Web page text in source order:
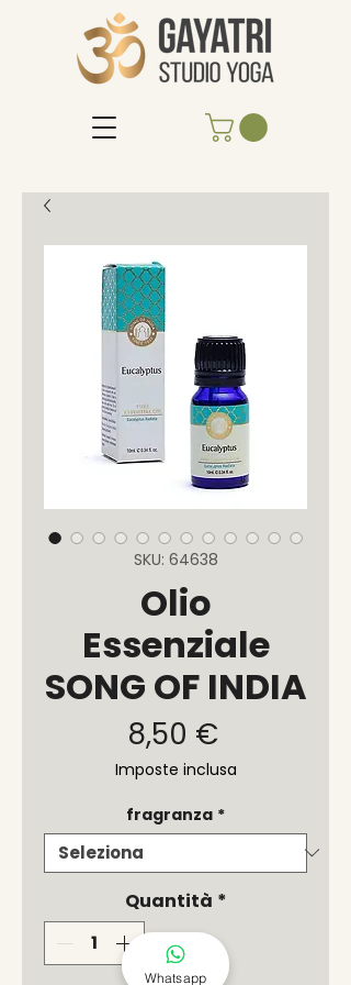
SKU: 64638
Olio
Essenziale
SONG OF INDIA
8,50 €
Imposte inclusa
fragranza *
Quantità *
Whatsapp